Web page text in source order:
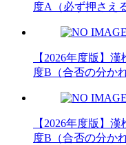
度A（必ず押さえ
【2026年度版】
度B（合否の分か
【2026年度版】
度B（合否の分か